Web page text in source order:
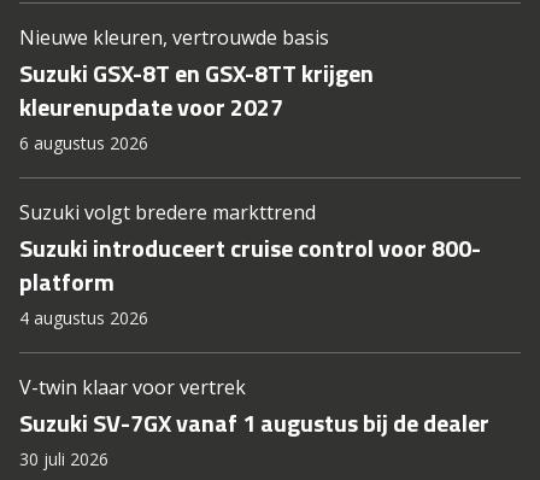
Nieuwe kleuren, vertrouwde basis
Suzuki GSX-8T en GSX-8TT krijgen
kleurenupdate voor 2027
6 augustus 2026
Suzuki volgt bredere markttrend
Suzuki introduceert cruise control voor 800-
platform
4 augustus 2026
V-twin klaar voor vertrek
Suzuki SV-7GX vanaf 1 augustus bij de dealer
30 juli 2026